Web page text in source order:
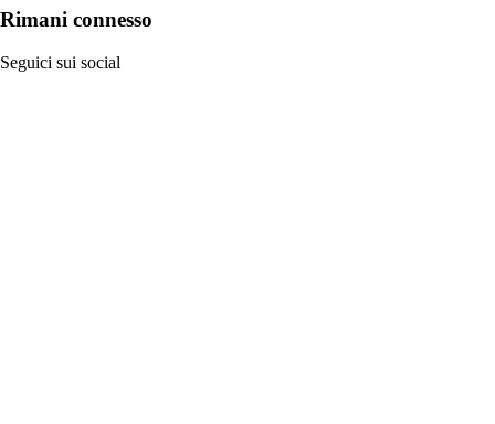
Rimani connesso
Seguici sui social